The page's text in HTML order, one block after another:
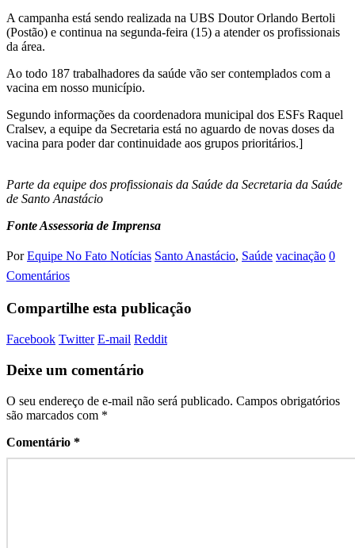
A campanha está sendo realizada na UBS Doutor Orlando Bertoli
(Postão) e continua na segunda-feira (15) a atender os profissionais
da área.
Ao todo 187 trabalhadores da saúde vão ser contemplados com a
vacina em nosso município.
Segundo informações da coordenadora municipal dos ESFs Raquel
Cralsev, a equipe da Secretaria está no aguardo de novas doses da
vacina para poder dar continuidade aos grupos prioritários.]
Parte da equipe dos profissionais da Saúde da Secretaria da Saúde
de Santo Anastácio
Fonte Assessoria de Imprensa
Por Equipe No Fato Notícias Santo Anastácio, Saúde vacinação 0
Comentários
Compartilhe esta publicação
Facebook Twitter E-mail Reddit
Deixe um comentário
O seu endereço de e-mail não será publicado. Campos obrigatórios
são marcados com *
Comentário *